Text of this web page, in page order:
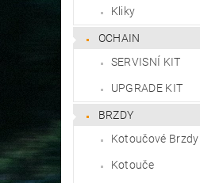
Kliky
OCHAIN
SERVISNÍ KIT
UPGRADE KIT
BRZDY
Kotoučové Brzdy
Kotouče